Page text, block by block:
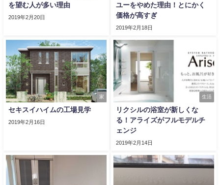
を望む人が多い理由
2019年2月20日
ユーをやめた理由！とにかく
価格が高すぎ
2019年2月18日
家
セキスイハイムの工場見学
2019年2月16日
生活
リクシルの浴室が新しくな
る！アライズがフルモデルチ
ェンジ
2019年2月14日